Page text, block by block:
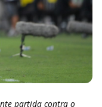
partida contra o